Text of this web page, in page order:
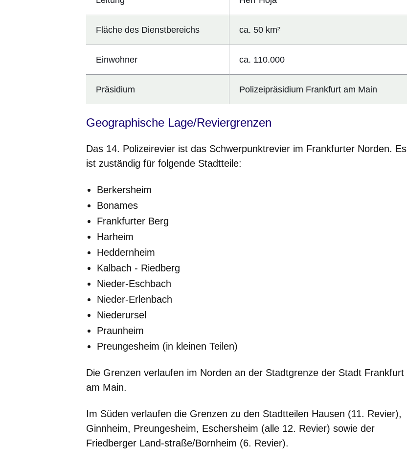
Fläche des Dienstbereichs ca. 50 km²
Einwohner ca. 110.000
Präsidium Polizeipräsidium Frankfurt am Main
Geographische Lage/Reviergrenzen
Das 14. Polizeirevier ist das Schwerpunktrevier im Frankfurter Norden. Es
ist zuständig für folgende Stadtteile:
Berkersheim
Bonames
Frankfurter Berg
Harheim
Heddernheim
Kalbach - Riedberg
Nieder-Eschbach
Nieder-Erlenbach
Niederursel
Praunheim
Preungesheim (in kleinen Teilen)
Die Grenzen verlaufen im Norden an der Stadtgrenze der Stadt Frankfurt
am Main.
Im Süden verlaufen die Grenzen zu den Stadtteilen Hausen (11. Revier),
Ginnheim, Preungesheim, Eschersheim (alle 12. Revier) sowie der
Friedberger Land-straße/Bornheim (6. Revier).